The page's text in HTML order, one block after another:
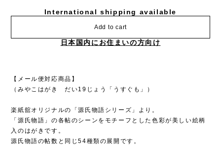
International shipping available
Add to cart
日本国内にお住まいの方向け
【メール便対応商品】
（みやこはがき だい19じょう「うすぐも」）
楽紙舘オリジナルの「源氏物語シリーズ」より。
「源氏物語」の各帖のシーンをモチーフとした色彩が美しい絵柄
入のはがきです。
源氏物語の帖数と同じ54種類の展開です。